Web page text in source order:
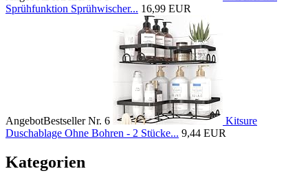
Sprühfunktion Sprühwischer... 16,99 EUR
AngebotBestseller Nr. 6
Kitsure
Duschablage Ohne Bohren - 2 Stücke... 9,44 EUR
Kategorien